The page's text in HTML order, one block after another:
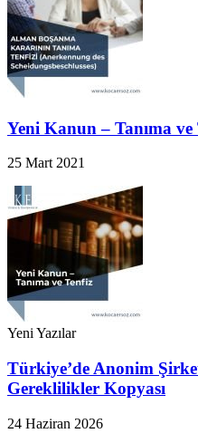
Yeni Kanun – Tanıma ve
25 Mart 2021
Yeni Yazılar
Türkiye’de Anonim
Gereklilikler Kopyası
24 Haziran 2026